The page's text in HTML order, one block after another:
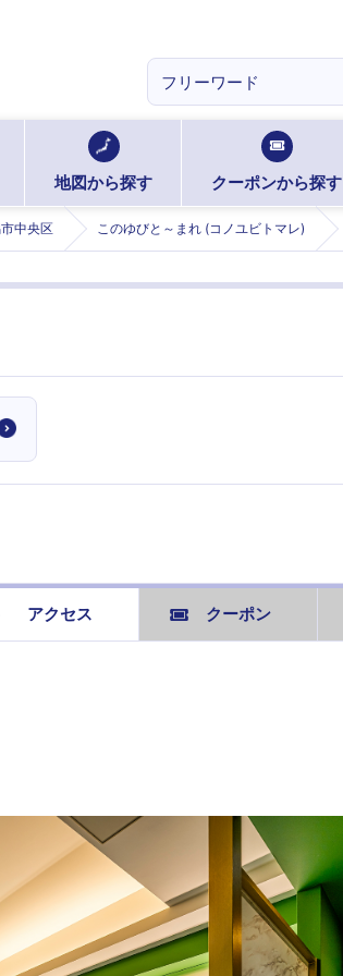
地図から探す クーポンから探す
中央区 このゆびと～まれ (コノユビトマレ)
アクセス クーポン